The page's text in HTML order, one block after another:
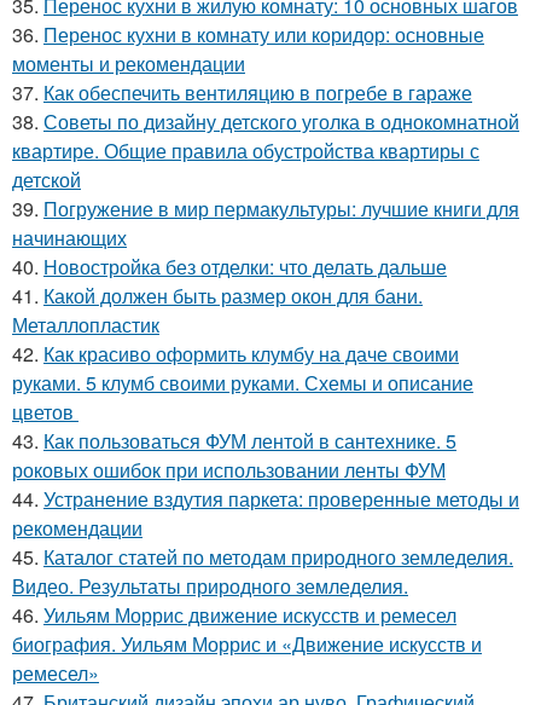
36. Перенос кухни в комнату или коридор: основные
моменты и рекомендации
37. Как обеспечить вентиляцию в погребе в гараже
38. Советы по дизайну детского уголка в однокомнатной
квартире. Общие правила обустройства квартиры с
детской
39. Погружение в мир пермакультуры: лучшие книги для
начинающих
40. Новостройка без отделки: что делать дальше
41. Какой должен быть размер окон для бани.
Металлопластик
42. Как красиво оформить клумбу на даче своими
руками. 5 клумб своими руками. Схемы и описание
цветов
43. Как пользоваться ФУМ лентой в сантехнике. 5
роковых ошибок при использовании ленты ФУМ
44. Устранение вздутия паркета: проверенные методы и
рекомендации
45. Каталог статей по методам природного земледелия.
Видео. Результаты природного земледелия.
46. Уильям Моррис движение искусств и ремесел
биография. Уильям Моррис и «Движение искусств и
ремесел»